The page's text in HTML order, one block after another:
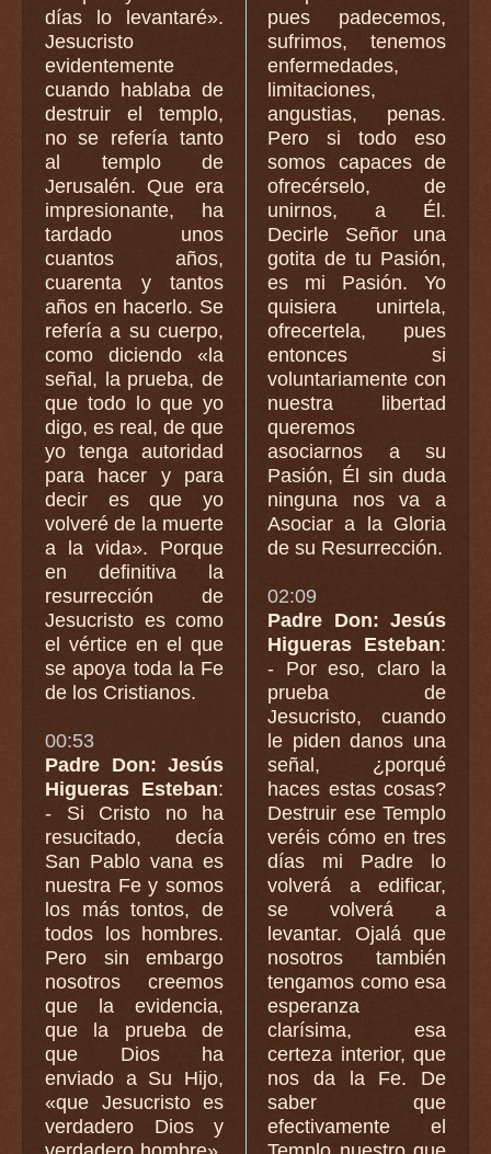
días lo levantaré».
Jesucristo
evidentemente
cuando hablaba de
destruir el templo,
no se refería tanto
al templo de
Jerusalén. Que era
impresionante, ha
tardado unos
cuantos años,
cuarenta y tantos
años en hacerlo. Se
refería a su cuerpo,
como diciendo «la
señal, la prueba, de
que todo lo que yo
digo, es real, de que
yo tenga autoridad
para hacer y para
decir es que yo
volveré de la muerte
a la vida». Porque
en definitiva la
resurrección de
Jesucristo es como
el vértice en el que
se apoya toda la Fe
de los Cristianos.
00:53
Padre Don: Jesús
Higueras Esteban:
- Si Cristo no ha
resucitado, decía
San Pablo vana es
nuestra Fe y somos
los más tontos, de
todos los hombres.
Pero sin embargo
nosotros creemos
que la evidencia,
que la prueba de
que Dios ha
enviado a Su Hijo,
«que Jesucristo es
verdadero Dios y
pues padecemos,
sufrimos, tenemos
enfermedades,
limitaciones,
angustias, penas.
Pero si todo eso
somos capaces de
ofrecérselo, de
unirnos, a Él.
Decirle Señor una
gotita de tu Pasión,
es mi Pasión. Yo
quisiera unirtela,
ofrecertela, pues
entonces si
voluntariamente con
nuestra libertad
queremos
asociarnos a su
Pasión, Él sin duda
ninguna nos va a
Asociar a la Gloria
de su Resurrección.
02:09
Padre Don: Jesús
Higueras Esteban:
- Por eso, claro la
prueba de
Jesucristo, cuando
le piden danos una
señal, ¿porqué
haces estas cosas?
Destruir ese Templo
veréis cómo en tres
días mi Padre lo
volverá a edificar,
se volverá a
levantar. Ojalá que
nosotros también
tengamos como esa
esperanza
clarísima, esa
certeza interior, que
nos da la Fe. De
saber que
efectivamente el